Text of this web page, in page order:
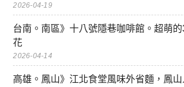
2026-04-19
台南。南區》十八號隱巷咖啡館。超萌
花
2026-04-14
高雄。鳳山》江北食堂風味外省麵，鳳山